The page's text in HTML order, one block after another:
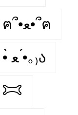
ฅ՞•ﻌ•՞ฅ
૮₍｡•̀ ﻌ •́｡₎ა
𐂯